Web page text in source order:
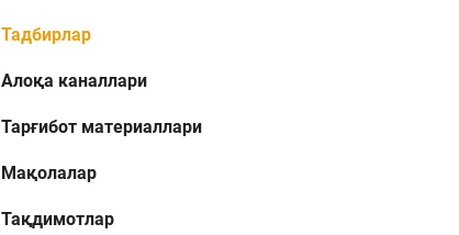
Тадбирлар
Алоқа каналлари
Тарғибот материаллари
Мақолалар
Тақдимотлар